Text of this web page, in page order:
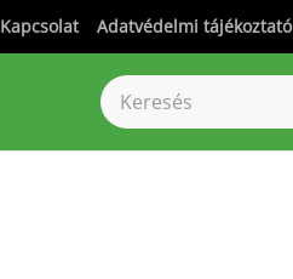
Kapcsolat Adatvédelmi tájékoztató